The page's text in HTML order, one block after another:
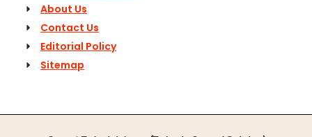
About Us
Contact Us
Editorial Policy
Sitemap